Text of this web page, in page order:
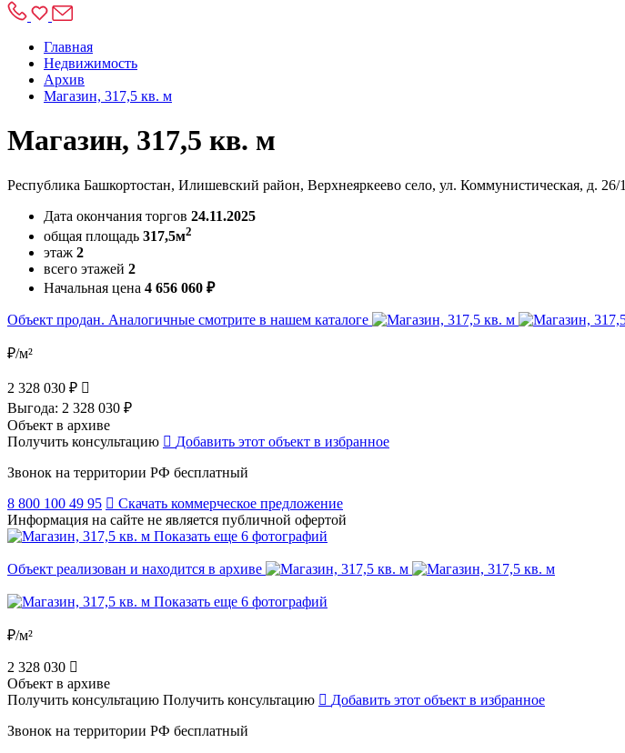
Главная
Недвижимость
Архив
Магазин, 317,5 кв. м
Магазин, 317,5 кв. м
Республика Башкортостан, Илишевский район, Верхнеяркеево село, ул. Коммунистическая, д. 26/1
Дата окончания торгов 24.11.2025
общая площадь 317,5м2
этаж 2
всего этажей 2
Начальная цена 4 656 060 ₽
Объект продан. Аналогичные смотрите в нашем каталоге
₽/м²
2 328 030 ₽
Выгода: 2 328 030 ₽
Объект в архиве
Получить консультацию
Добавить этот объект в избранное
Звонок на территории РФ бесплатный
8 800 100 49 95
Скачать коммерческое предложение
Информация на сайте не является публичной офертой
Показать еще 6 фотографий
Объект реализован и находится в архиве
Показать еще 6 фотографий
₽/м²
2 328 030
Объект в архиве
Получить консультацию Получить консультацию
Добавить этот объект в избранное
Звонок на территории РФ бесплатный